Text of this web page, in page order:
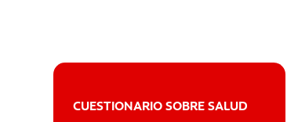
CUESTIONARIO SOBRE SALUD